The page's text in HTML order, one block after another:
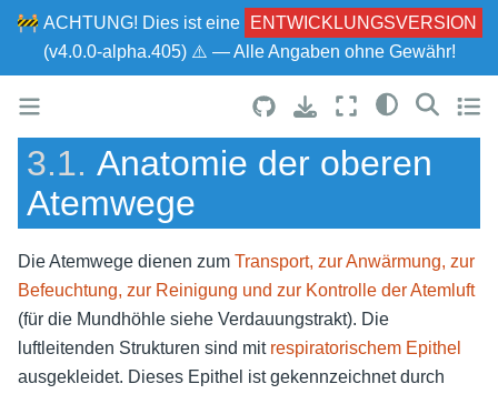
🚧 ACHTUNG! Dies ist eine
ENTWICKLUNGSVERSION
(v4.0.0-alpha.405) ⚠ — Alle Angaben ohne Gewähr!
3.1. Anatomie der oberen
Atemwege
Die Atemwege dienen zum Transport, zur Anwärmung, zur
Befeuchtung, zur Reinigung und zur Kontrolle der Atemluft
(für die Mundhöhle siehe Verdauungstrakt). Die
luftleitenden Strukturen sind mit respiratorischem Epithel
ausgekleidet. Dieses Epithel ist gekennzeichnet durch